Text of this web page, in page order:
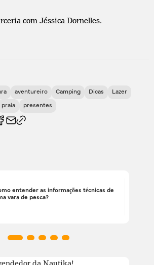
com Jéssica Dornelles.
aventureiro Camping Dicas Lazer
praia presentes
entender as informações técnicas de
vara de pesca?